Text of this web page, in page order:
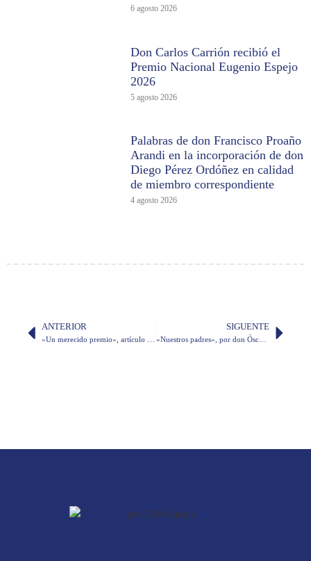
6 agosto 2026
Don Carlos Carrión recibió el
Premio Nacional Eugenio Espejo
2026
5 agosto 2026
Palabras de don Francisco Proaño
Arandi en la incorporación de don
Diego Pérez Ordóñez en calidad
de miembro correspondiente
4 agosto 2026
ANTERIOR SIGUENTE
«Nuestros padres», por don Óscar Vela D.